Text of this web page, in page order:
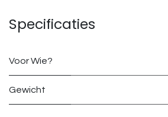
Specificaties
Voor Wie?
Gewicht